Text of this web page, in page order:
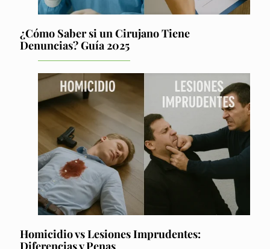
¿Cómo Saber si un Cirujano Tiene
Denuncias? Guía 2025
Homicidio vs Lesiones Imprudentes:
Diferencias y Penas